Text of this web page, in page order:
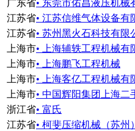
广东省• 东莞市佑昌液压机械
江苏省• 江苏信维气体设备有
江苏省• 苏州黑火石科技有限
上海市• 上海辅轶工程机械有
上海市• 上海鹏飞工程机械
上海市• 上海客亿工程机械有
上海市• 中国辉阳集团上海二
浙江省• 富氏
江苏省• 柯斐压缩机械（苏州